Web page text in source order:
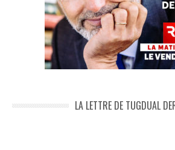
LA LETTRE DE TUGDUAL